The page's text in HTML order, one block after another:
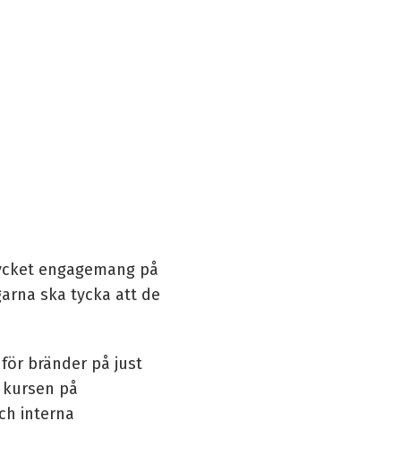
engagemang på
ska tycka att de
bränder på just
på
interna